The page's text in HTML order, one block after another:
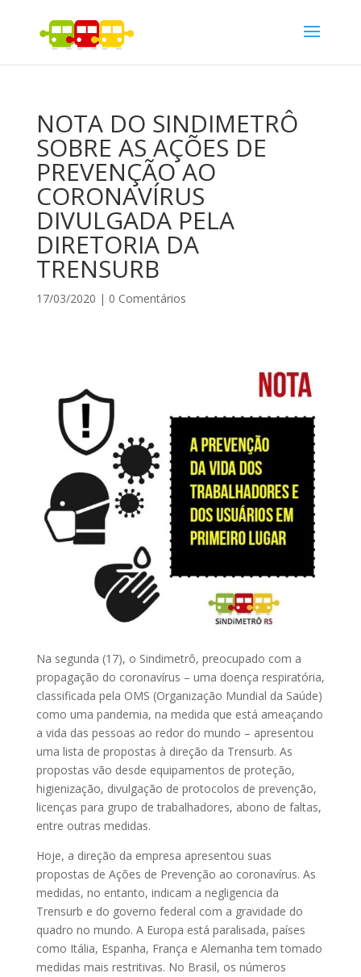
NOTA DO SINDIMETRÔ
SOBRE AS AÇÕES DE
PREVENÇÃO AO
CORONAVÍRUS
DIVULGADA PELA
DIRETORIA DA
TRENSURB
17/03/2020 | 0 Comentários
Na segunda (17), o Sindimetrô, preocupado com a
propagação do coronavírus – uma doença respiratória,
classificada pela OMS (Organização Mundial da Saúde)
como uma pandemia, na medida que está ameaçando
a vida das pessoas ao redor do mundo – apresentou
uma lista de propostas à direção da Trensurb. As
propostas vão desde equipamentos de proteção,
higienização, divulgação de protocolos de prevenção,
licenças para grupo de trabalhadores, abono de faltas,
entre outras medidas.
Hoje, a direção da empresa apresentou suas
propostas de Ações de Prevenção ao coronavírus. As
medidas, no entanto, indicam a negligencia da
Trensurb e do governo federal com a gravidade do
quadro no mundo. A Europa está paralisada, países
como Itália, Espanha, França e Alemanha tem tomado
medidas mais restritivas. No Brasil, os números